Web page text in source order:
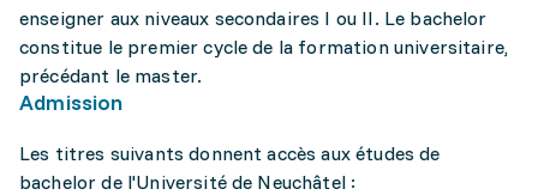
enseigner aux niveaux secondaires I ou II. Le bachelor
constitue le premier cycle de la formation universitaire,
précédant le master.
Admission
Les titres suivants donnent accès aux études de
bachelor de l'Université de Neuchâtel :